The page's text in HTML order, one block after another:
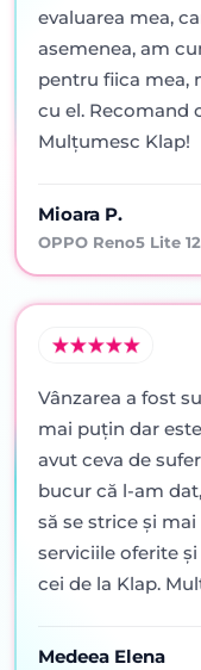
evaluarea mea,
asemenea, am
pentru fiica mea,
cu el. Recomand
Mulțumesc Klap!
Mioara P.
OPPO Reno5 Lite
Vânzarea a fost
mai puţin dar
avut ceva de
bucur că l-am
să se strice şi
serviciile oferite
cei de la Klap.
Medeea Elena